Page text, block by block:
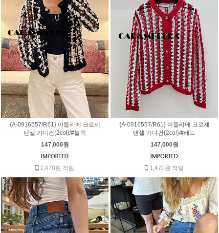
{A-0916557/R61} 아뜰리에 크로셰
텐셀 가디건(2col)/#블랙
147,000원
1,470원 적립
{A-0916557/R61} 아뜰리에 크로셰
텐셀 가디건(2col)/#레드
147,000원
1,470원 적립